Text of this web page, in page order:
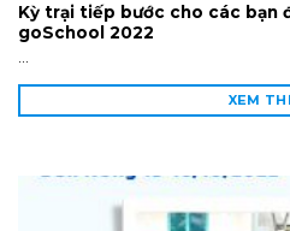
Kỳ trại tiếp bước cho các bạn
goSchool 2022
XEM